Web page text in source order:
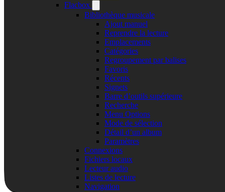
Flacbox
Bibliothèque musicale
Ajout manuel
Reprendre la lecture
Emplacements
Catégories
Regroupement par balises
Favoris
Récents
Signets
Barre d’outils supérieure
Recherche
Menu Options
Mode de sélection
Détail d’un album
Paramètres
Connexions
Fichiers locaux
Lecteur audio
Listes de lecture
Navigation